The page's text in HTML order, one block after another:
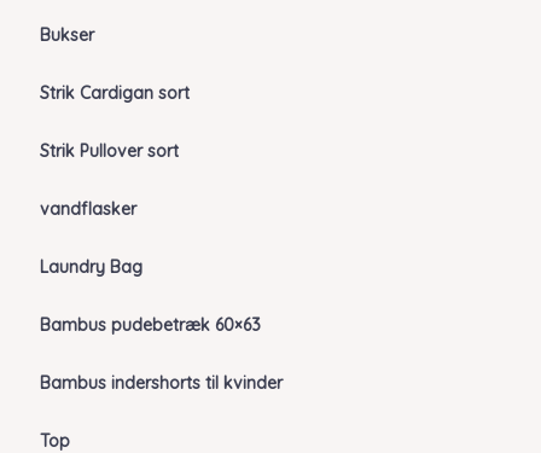
Bukser
Strik Cardigan sort
Strik Pullover sort
vandflasker
Laundry Bag
Bambus pudebetræk 60×63
Bambus indershorts til kvinder
Top